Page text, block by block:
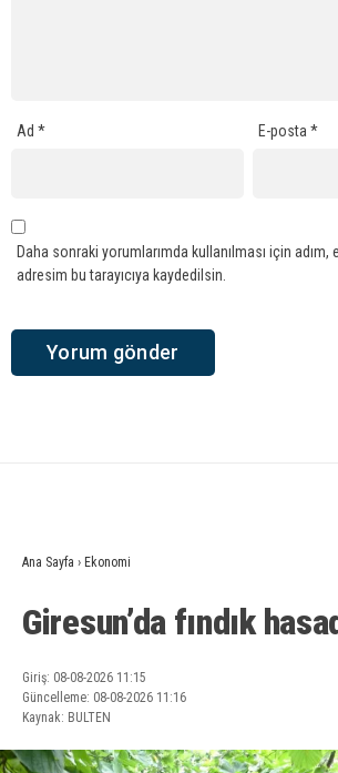
Ad * E-posta*
Daha sonraki yorumlarımda kullanılması için
adresim bu tarayıcıya kaydedilsin.
Ana Sayfa › Ekonomi
Giresun’da fındık
Giriş: 08-08-2026 11:15
Güncelleme: 08-08-2026 11:16
Kaynak: BULTEN